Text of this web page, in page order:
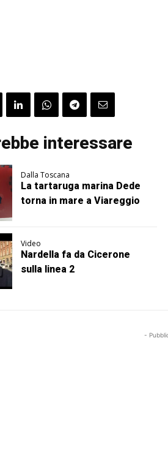
interessare
Dalla Toscana
La tartaruga marina Dede
torna in mare a Viareggio
Video
Nardella fa da Cicerone
sulla linea 2
-